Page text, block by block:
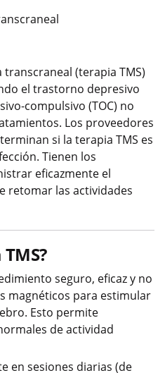
(terapia TMS)
el trastorno depresivo
compulsivo (TOC) no
Los proveedores
si la terapia TMS es
Tienen los
eficazmente el
retomar las actividades
seguro, eficaz y no
magnéticos para estimular
Esto permite
de actividad
en sesiones diarias (de